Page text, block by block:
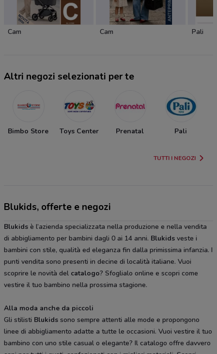
Cam Cam Pali
Altri negozi selezionati per te
Bimbo Store Toys Center Prenatal Pali
TUTTI I NEGOZI
Blukids, offerte e negozi
Blukids è l’azienda specializzata nella produzione e nella vendita
di abbigliamento per bambini dagli 0 ai 14 anni. Blukids veste i
bambini con stile, qualità ed eleganza fin dalla primissima infanzia. I
punti vendita sono presenti in decine di località italiane. Vuoi
scoprire le novità del catalogo? Sfoglialo online e scopri come
vestire il tuo bambino nella prossima stagione.
Alla moda anche da piccoli
Gli stilisti Blukids sono sempre attenti alle mode e propongono
linee di abbigliamento adatte a tutte le occasioni. Vuoi vestire il tuo
bambino con uno stile casual o elegante? Il catalogo offre davvero